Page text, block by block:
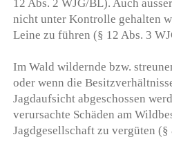
12 Abs. 2 WJG/BL). Auch
nicht unter Kontrolle gehalten
Leine zu führen (§ 12 Abs. 3
Im Wald wildernde bzw.
oder wenn die
Jagdaufsicht abgeschossen
verursachte Schäden am
Jagdgesellschaft zu vergüten